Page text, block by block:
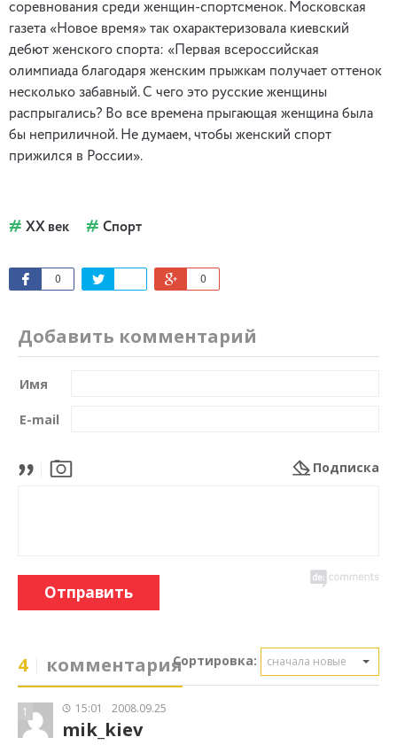
соревнования среди женщин-спортсменок. Московская
газета «Новое время» так охарактеризовала киевский
дебют женского спорта: «Первая всероссийская
олимпиада благодаря женским прыжкам получает оттенок
несколько забавный. С чего это русские женщины
распрыгались? Во все времена прыгающая женщина была
бы неприличной. Не думаем, чтобы женский спорт
прижился в России».
XX век Спорт
0 0
Добавить комментарий
Имя
E-mail
Подписка
Отправить
4 комментарияСортировка: сначала новые
1 15:01 2008.09.25
mik_kiev